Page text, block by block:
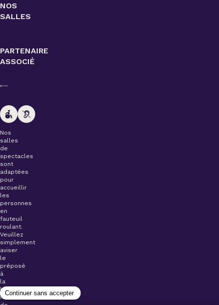
NOS
SALLES
PARTENAIRE
ASSOCIÉ
Nos
salles
de
spectacles
sont
adaptées
pour
accueillir
les
personnes
en
fauteuil
roulant.
Veuillez
simplement
aviser
le
préposé
à
la
billetterie
lors